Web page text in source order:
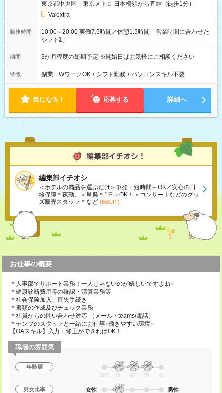
東京都中央区 東京メトロ 日本橋駅から直結（徒歩1分）
Valextra
勤務時間
10:00～20:00 実働7.5時間／休憩1.5時間 営業時間に合わせた
シフト制
期間 3か月程度の短期予定 ※開始日はお気軽にご相談ください
特徴 副業・WワークOK / シフト勤務 / パソコンスキル不要
気になる！ 応募する 詳細へ
編集部イチオシ
＜ホテルの備品を運ぶだけ＞単発・短時間～OK／安心の日
給保障＊夜勤、＜単発＊1日～OK！＞コンサートなどのグッ
ズ販売スタッフ＊など (8/6UP!)
お仕事の概要
＊人事部でサポート業務！一人じゃないのが嬉しいですよね○
＊健康診断費用等の確認・清算業務等
＊社会保険加入、喪失手続き
＊書類の作成及びチェック業務
＊社員からの問い合わせ対応 （メール・teams/電話）
＊テンプのスタッフと一緒にお仕事○働きやすい環境○
【OAスキル】入力・修正ができればOK！
職場の雰囲気
年齢層
20代 30 40 50 60
男女比率 女性 男性